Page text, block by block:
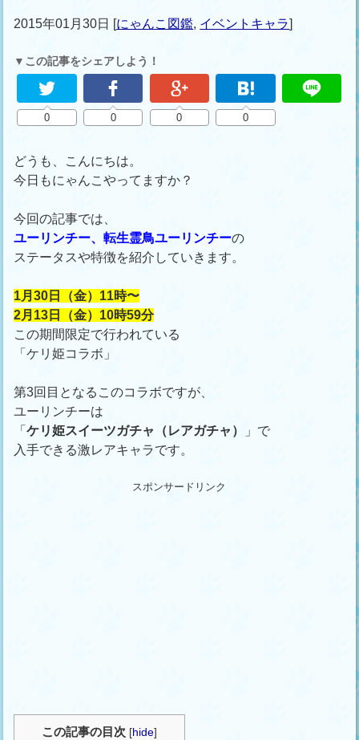
2015年01月30日 [にゃんこ図鑑, イベントキャラ]
▼この記事をシェアしよう！
0 0 0 0
どうも、こんにちは。
今日もにゃんこやってますか？
今回の記事では、
ユーリンチー、転生霊鳥ユーリンチーの
ステータスや特徴を紹介していきます。
1月30日（金）11時〜
2月13日（金）10時59分
この期間限定で行われている
「ケリ姫コラボ」
第3回目となるこのコラボですが、
ユーリンチーは
「ケリ姫スイーツガチャ（レアガチャ）
」で
入手できる激レアキャラです。
スポンサードリンク
この記事の目次 [hide]